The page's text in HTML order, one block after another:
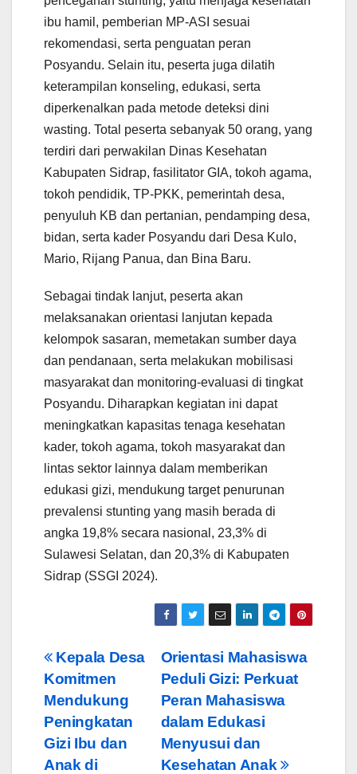
ibu hamil, pemberian MP-ASI sesuai
rekomendasi, serta penguatan peran
Posyandu. Selain itu, peserta juga dilatih
keterampilan konseling, edukasi, serta
diperkenalkan pada metode deteksi dini
wasting. Total peserta sebanyak 50 orang, yang
terdiri dari perwakilan Dinas Kesehatan
Kabupaten Sidrap, fasilitator GIA, tokoh agama,
tokoh pendidik, TP-PKK, pemerintah desa,
penyuluh KB dan pertanian, pendamping desa,
bidan, serta kader Posyandu dari Desa Kulo,
Mario, Rijang Panua, dan Bina Baru.
Sebagai tindak lanjut, peserta akan
melaksanakan orientasi lanjutan kepada
kelompok sasaran, memetakan sumber daya
dan pendanaan, serta melakukan mobilisasi
masyarakat dan monitoring-evaluasi di tingkat
Posyandu. Diharapkan kegiatan ini dapat
meningkatkan kapasitas tenaga kesehatan
kader, tokoh agama, tokoh masyarakat dan
lintas sektor lainnya dalam memberikan
edukasi gizi, mendukung target penurunan
prevalensi stunting yang masih berada di
angka 19,8% secara nasional, 23,3% di
Sulawesi Selatan, dan 20,3% di Kabupaten
Sidrap (SSGI 2024).
Post
navigation
Orientasi Mahasiswa
Peduli Gizi: Perkuat
Peran Mahasiswa
dalam Edukasi
Menyusui dan
Kesehatan Anak
Kepala Desa
Komitmen
Mendukung
Peningkatan
Gizi Ibu dan
Anak di